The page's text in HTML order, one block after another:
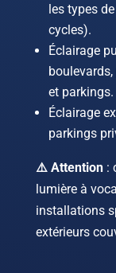
les types
cycles).
Éclairage
et parkings.
Éclairage
parkings
⚠️ Attention:
lumière à
installations
extérieurs